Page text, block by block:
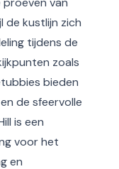
de kustlijn zich
tijdens de
zoals
bieden
de sfeervolle
is een
voor het
en